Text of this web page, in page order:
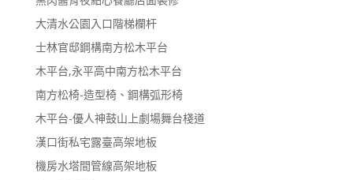
大清水公園入口階梯欄杆
士林官邸鋼構南方松木平台
木平台,永平高中南方松木平台
南方松椅-造型椅、鋼構弧形椅
木平台-優人神鼓山上劇場舞台棧道
漢口街私宅露臺高架地板
機房水塔間管線高架地板